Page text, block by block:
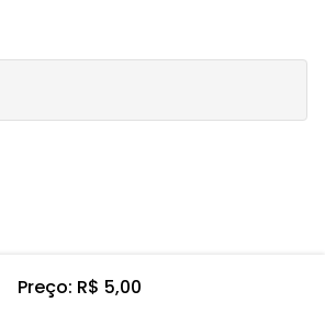
Preço: R$ 5,00